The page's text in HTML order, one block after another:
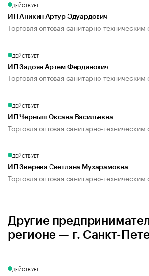
ДЕЙСТВУЕТ
ИП Аникин Артур Эдуардович
Торговля оптовая санитарно-
ДЕЙСТВУЕТ
ИП Задоян Артем Фердинович
Торговля оптовая санитарно-
ДЕЙСТВУЕТ
ИП Черныш Оксана Васильевна
Торговля оптовая санитарно-
ДЕЙСТВУЕТ
ИП Зверева Светлана Мухарамовна
Торговля оптовая санитарно-
Другие
регионе — г. Санкт-
ДЕЙСТВУЕТ